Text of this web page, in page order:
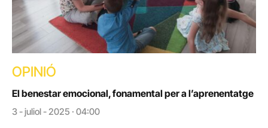
OPINIÓ
El benestar emocional, fonamental per a l’aprenentatge
3 - juliol - 2025 · 04:00